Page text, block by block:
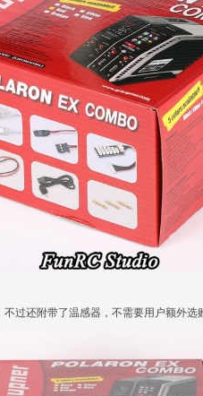
不过还附带了温感器，不需要用户额外